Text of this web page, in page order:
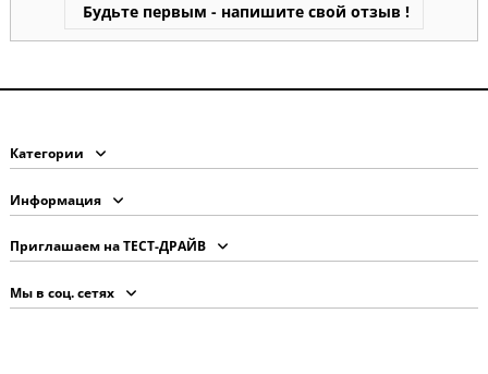
Будьте первым - напишите свой отзыв !
Категории
Информация
Приглашаем на ТЕСТ-ДРАЙВ
Мы в соц. сетях